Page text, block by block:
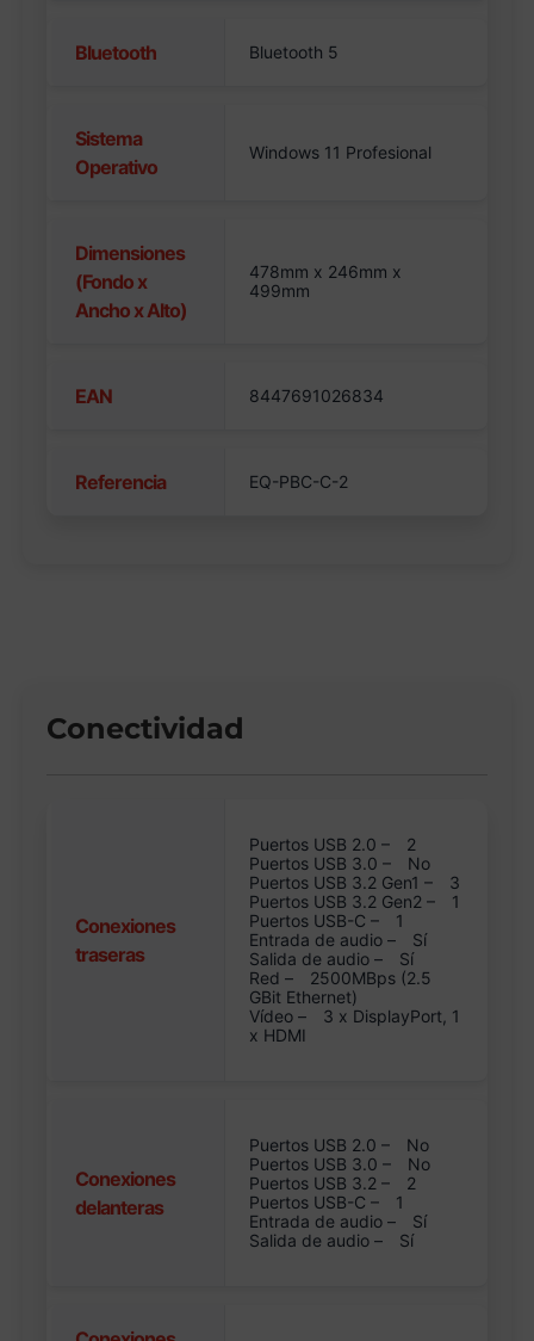
Bluetooth Bluetooth 5
Sistema
Operativo
Windows 11 Profesional
Dimensiones
(Fondo x
Ancho x Alto)
478mm x 246mm x
499mm
EAN 8447691026834
Referencia EQ-PBC-C-2
Conectividad
Conexiones
traseras
Puertos USB 2.0 –
2
Puertos USB 3.0 –
No
Puertos USB 3.2 Gen1 –
3
Puertos USB 3.2 Gen2 –
1
Puertos USB-C –
1
Entrada de audio –
Sí
Salida de audio –
Sí
Red –
2500MBps (2.5
GBit Ethernet)
Vídeo –
3 x DisplayPort, 1
x HDMI
Conexiones
delanteras
Puertos USB 2.0 –
No
Puertos USB 3.0 –
No
Puertos USB 3.2 –
2
Puertos USB-C –
1
Entrada de audio –
Sí
Salida de audio –
Sí